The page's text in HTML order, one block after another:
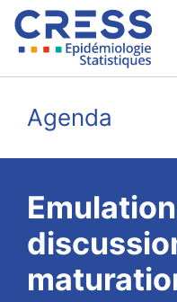
contentAgenda